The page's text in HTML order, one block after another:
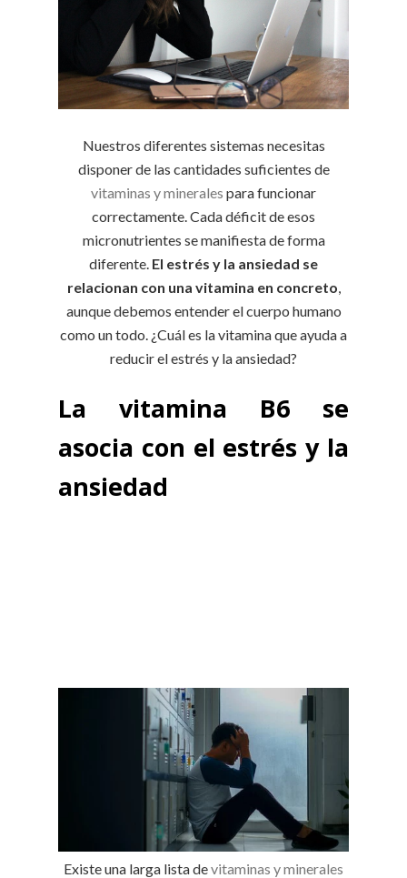
Nuestros diferentes sistemas necesitas
disponer de las cantidades suficientes de
vitaminas y minerales para funcionar
correctamente. Cada déficit de esos
micronutrientes se manifiesta de forma
diferente. El estrés y la ansiedad se
relacionan con una vitamina en concreto,
aunque debemos entender el cuerpo humano
como un todo. ¿Cuál es la vitamina que ayuda a
reducir el estrés y la ansiedad?
La vitamina B6 se
asocia con el estrés y la
ansiedad
Existe una larga lista devitaminas y minerales